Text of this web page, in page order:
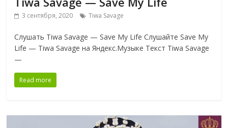
3 сентября, 2020 Tiwa Savage
Слушать Tiwa Savage — Save My Life Слушайте Save My
Life — Tiwa Savage на Яндекс.Музыке Текст Tiwa Savage
—
Read more